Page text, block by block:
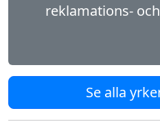
reklamations-
Se alla